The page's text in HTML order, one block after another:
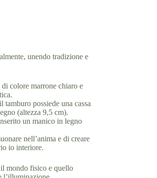
unendo tradizione e
colore marrone chiaro e
possiede una cassa
(altezza 9,5 cm).
un manico in legno
nell’anima e di creare
io interiore.
mondo fisico e quello